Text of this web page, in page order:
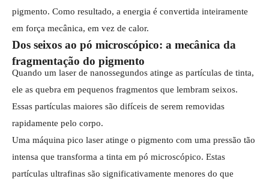
pigmento. Como resultado, a energia é convertida inteiramente
em força mecânica, em vez de calor.
Dos seixos ao pó microscópico: a mecânica da
fragmentação do pigmento
Quando um laser de nanossegundos atinge as partículas de tinta,
ele as quebra em pequenos fragmentos que lembram seixos.
Essas partículas maiores são difíceis de serem removidas
rapidamente pelo corpo.
Uma máquina pico laser atinge o pigmento com uma pressão tão
intensa que transforma a tinta em pó microscópico. Estas
partículas ultrafinas são significativamente menores do que